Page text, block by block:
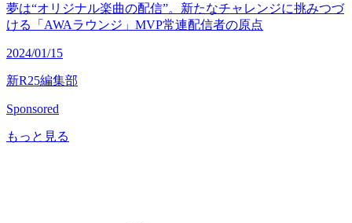
夢は“オリジナル楽曲の配信”。新たなチャレンジに挑みつづ
ける「AWAラウンジ」MVP常連配信者の原点
2024/01/15
新R25編集部
Sponsored
もっと見る